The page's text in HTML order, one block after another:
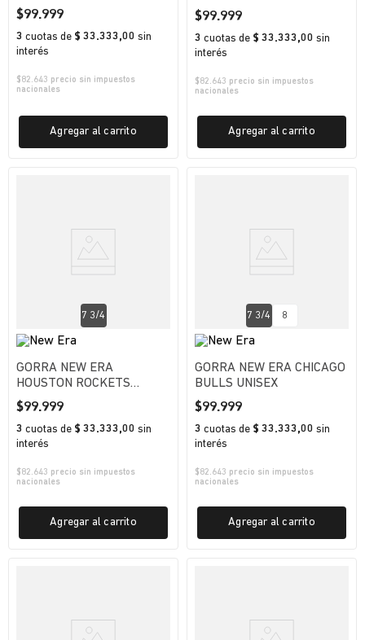
$99.999
3 cuotas de $ 33.333,00 sin
interés
$82.643 precio sin impuestos
nacionales
Agregar al carrito
$99.999
3 cuotas de $ 33.333,00 sin
interés
$82.643 precio sin impuestos
nacionales
Agregar al carrito
7 3/4
GORRA NEW ERA
HOUSTON ROCKETS
UNISEX
$99.999
3 cuotas de $ 33.333,00 sin
interés
$82.643 precio sin impuestos
nacionales
Agregar al carrito
7 3/4 8
GORRA NEW ERA CHICAGO
BULLS UNISEX
$99.999
3 cuotas de $ 33.333,00 sin
interés
$82.643 precio sin impuestos
nacionales
Agregar al carrito